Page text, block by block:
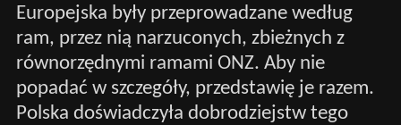
Europejska były przeprowadzane według
ram, przez nią narzuconych, zbieżnych z
równorzędnymi ramami ONZ. Aby nie
popadać w szczegóły, przedstawię je razem.
Polska doświadczyła dobrodziejstw tego